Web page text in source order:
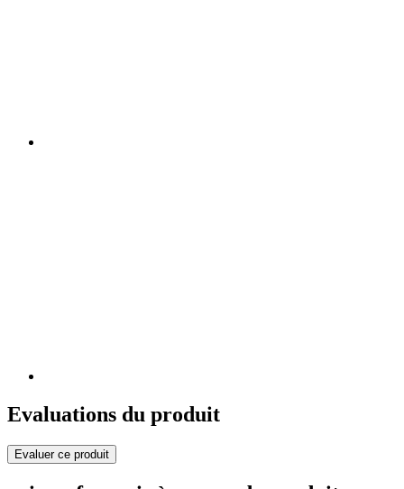
Evaluations du produit
Evaluer ce produit